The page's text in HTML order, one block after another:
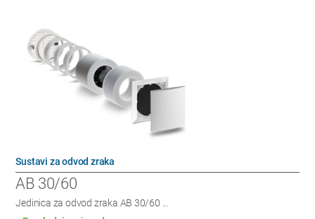
Sustavi za odvod zraka
AB 30/60
Jedinica za odvod zraka AB 30/60 ...